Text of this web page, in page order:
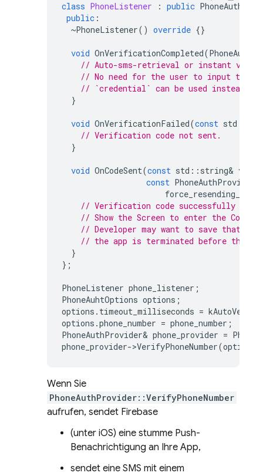
class PhoneListener : public
public :
~PhoneListener() override {}
void OnVerificationCompleted(
// Auto-sms-retrieval or instant
// No need for the user to input the
// `credential` can be used instead
}
void OnVerificationFailed(const std
// Verification code not sent.
}
void OnCodeSent(const std :: string&
const PhoneAuthProvider
force_resending_token
// Verification code successfully sent
// Show the Screen to enter the Code.
// Developer may want to save that
// the app is terminated before the
}
};
PhoneListener phone_listener ;
PhoneAuhtOptions options ;
options . timeout_milliseconds =
options .phone_number = phone_number ;
PhoneAuthProvider& phone_provider =
phone_provider->VerifyPhoneNumber(options
Wenn Sie
PhoneAuthProvider::VerifyPhoneNumber
aufrufen, sendet Firebase
(unter iOS) eine stumme Push-
Benachrichtigung an Ihre App,
sendet eine SMS mit einem